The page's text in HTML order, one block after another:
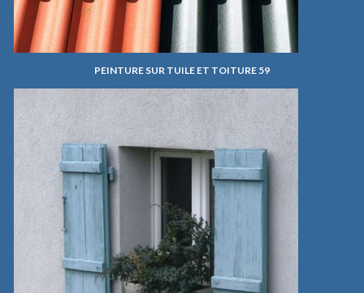
PEINTURE SUR TUILE ET TOITURE 59